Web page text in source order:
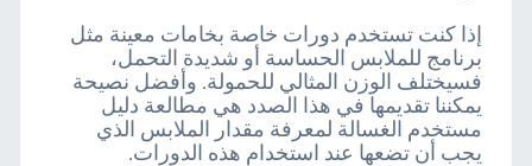
إذا كنت تستخدم دورات خاصة بخامات معينة مثل
برنامج للملابس الحساسة أو شديدة التحمل،
فسيختلف الوزن المثالي للحمولة. وأفضل نصيحة
يمكننا تقديمها في هذا الصدد هي مطالعة دليل
مستخدم الغسالة لمعرفة مقدار الملابس الذي
يجب أن تضعها عند استخدام هذه الدورات.